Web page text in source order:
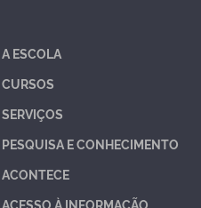
A ESCOLA
CURSOS
SERVIÇOS
PESQUISA E CONHECIMENTO
ACONTECE
ACESSO À INFORMAÇÃO